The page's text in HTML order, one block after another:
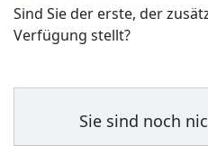
Sind Sie der erste, der
Verfügung stellt?
Sie sind noch